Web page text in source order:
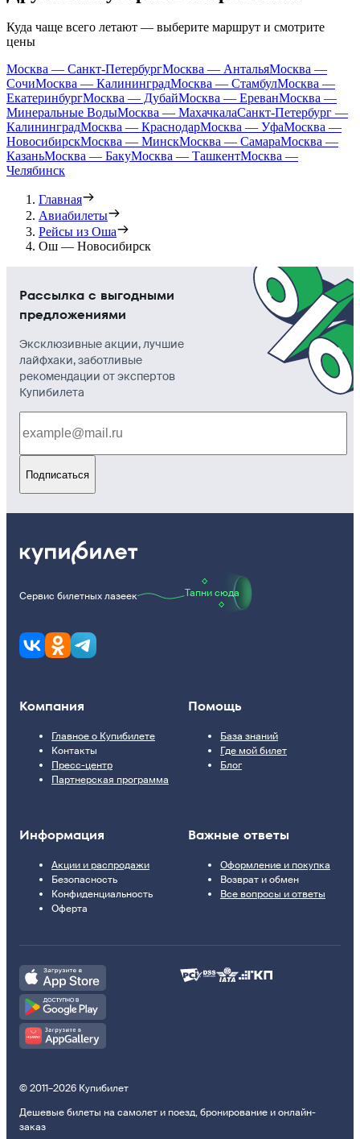
Куда чаще всего летают — выберите маршрут и смотрите
цены
Москва — Санкт-ПетербургМосква — АнтальяМосква —
СочиМосква — КалининградМосква — СтамбулМосква —
ЕкатеринбургМосква — ДубайМосква — ЕреванМосква —
Минеральные ВодыМосква — МахачкалаСанкт-Петербург —
КалининградМосква — КраснодарМосква — УфаМосква —
НовосибирскМосква — МинскМосква — СамараМосква —
КазаньМосква — БакуМосква — ТашкентМосква —
Челябинск
Главная
Авиабилеты
Рейсы из Оша
Ош — Новосибирск
Рассылка с выгодными
предложениями
Эксклюзивные акции, лучшие
лайфхаки, заботливые
рекомендации от экспертов
Купибилета
Подписаться
Сервис билетных лазеек Тапни сюда
Компания
Главное о Купибилете
Контакты
Пресс-центр
Партнерская программа
Помощь
База знаний
Где мой билет
Блог
Информация
Акции и распродажи
Безопасность
Конфиденциальность
Оферта
Важные ответы
Оформление и покупка
Возврат и обмен
Все вопросы и ответы
© 2011–2026 Купибилет
Дешевые билеты на самолет и поезд, бронирование и онлайн-
заказ